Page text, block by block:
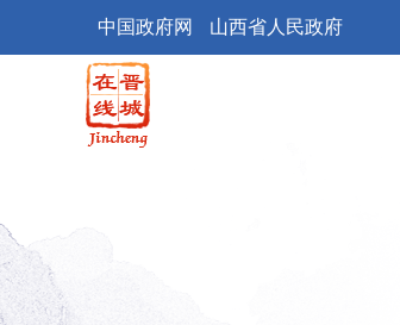
中国政府网 山西省人民政府